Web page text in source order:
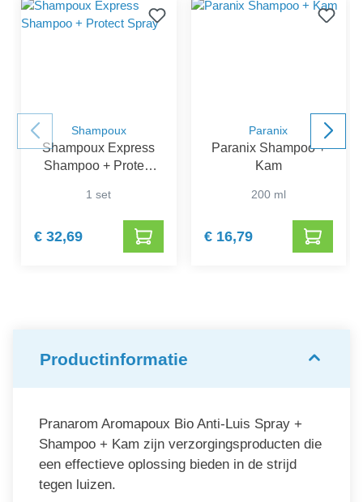
Shampoux
Shampoux Express
Shampoo + Protect
1 set
€ 32,69
Paranix
Paranix Shampoo +
Kam
200 ml
€ 16,79
Productinformatie
Pranarom Aromapoux Bio Anti-Luis Spray +
Shampoo + Kam zijn verzorgingsproducten die
een effectieve oplossing bieden in de strijd
tegen luizen.